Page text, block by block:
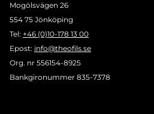
Mogölsvägen 26
554 75 Jönköping
Tel: +46 (0)10-178 13 00
Epost: info@theofils.se
Org. nr 556154-8925
Bankgironummer 835-7378